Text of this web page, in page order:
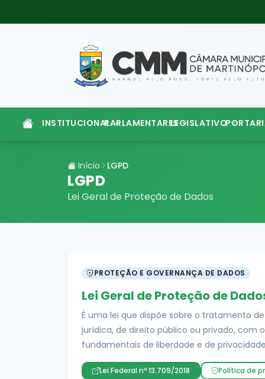
INSTITUCIONALPARLAMENTARESLEGISLATIVO
Início LGPD
LGPD
Lei Geral de Proteção de Dados
PROTEÇÃO E GOVERNANÇA DE DADOS
Lei Geral de Proteção de
É uma lei que dispõe sobre o tratamento
jurídica, de direito público ou privado, com
fundamentais de liberdade e de
Lei Federal nº 13.709/2018 Política de